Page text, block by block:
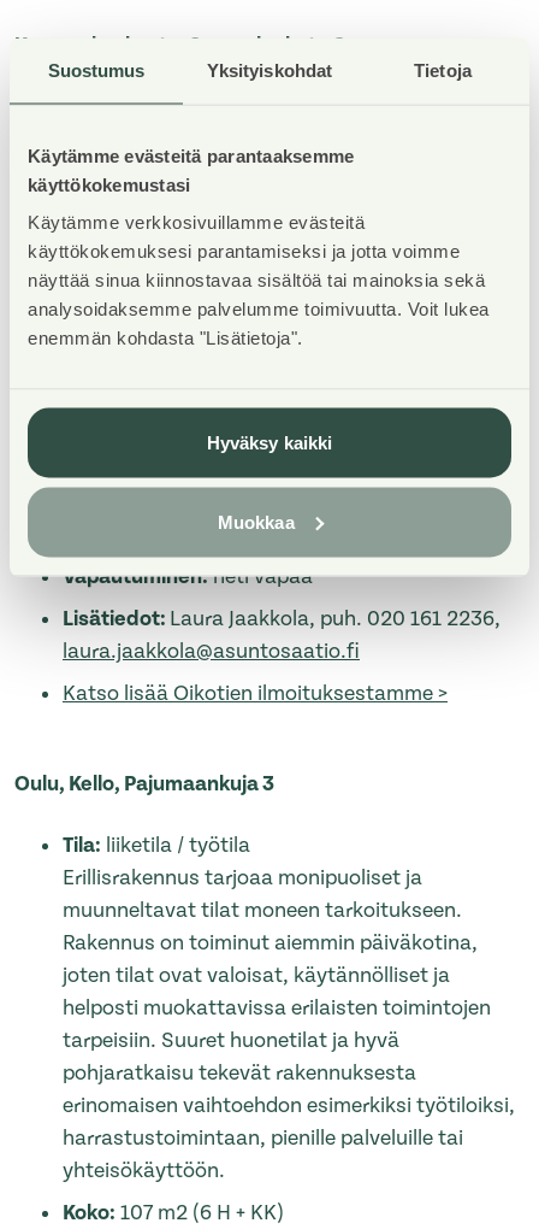
Suostumus Yksityiskohdat Tietoja
Käytämme evästeitä parantaaksemme
käyttökokemustasi
Käytämme verkkosivuillamme evästeitä
käyttökokemuksesi parantamiseksi ja jotta voimme
näyttää sinua kiinnostavaa sisältöä tai mainoksia sekä
analysoidaksemme palvelumme toimivuutta. Voit lukea
enemmän kohdasta "Lisätietoja".
Hyväksy kaikki
Muokkaa
Kerava, keskusta, Sampolankatu 6
Tila:liiketila
Koko:42,5 m2
Vapautuminen:
Lisätiedot:Irma-Liisa Back-Heikkinen, puh. 020
161 2286,irma-liisa.back-
heikkinen@asuntosaatio.fi
Katso lisää Oikotien ilmoituksestamme >
Tampere, Hervanta, Aasianpiha 2
Tila:liiketila
Vapautuminen:heti vapaa
Lisätiedot: Laura Jaakkola, puh. 020 161 2236,
laura.jaakkola@asuntosaatio.fi
Katso lisää Oikotien ilmoituksestamme >
Oulu, Kello, Pajumaankuja 3
Tila: liiketila / työtila
Erillisrakennus tarjoaa monipuoliset ja
muunneltavat tilat moneen tarkoitukseen.
Rakennus on toiminut aiemmin päiväkotina,
joten tilat ovat valoisat, käytännölliset ja
helposti muokattavissa erilaisten toimintojen
tarpeisiin. Suuret huonetilat ja hyvä
pohjaratkaisu tekevät rakennuksesta
erinomaisen vaihtoehdon esimerkiksi työtiloiksi,
harrastustoimintaan, pienille palveluille tai
yhteisökäyttöön.
Koko: 107 m2 (6 H + KK)